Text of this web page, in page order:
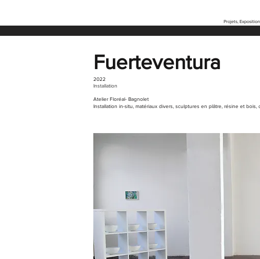
Projets,
Fuerteventura
2022
Installation
Atelier Floréal- Bagnolet​
Installation in-situ, matériaux divers, sculptures en plâtre, résine et bois,